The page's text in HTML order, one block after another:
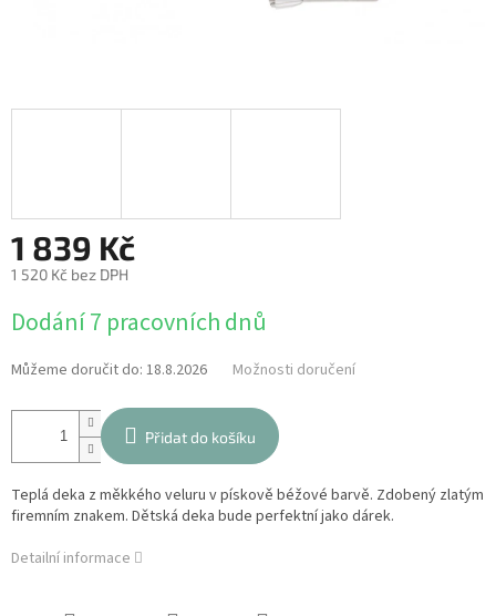
1 839 Kč
1 520 Kč bez DPH
cena:
Dodání 7 pracovních dnů
Můžeme doručit do: 18.8.2026 Možnosti doručení
Přidat do košíku
Teplá deka z měkkého veluru v pískově béžové barvě. Zdobený zlatým
firemním znakem. Dětská deka bude perfektní jako dárek.
Detailní informace